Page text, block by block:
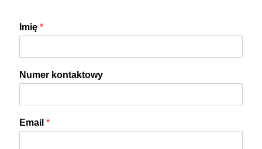
Imię *
Numer kontaktowy
Email *